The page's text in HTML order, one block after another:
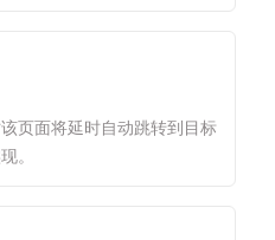
页面将延时自动跳转到目标
。